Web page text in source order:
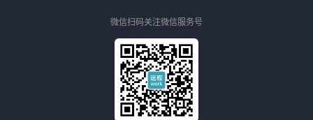
微信扫码关注微信服务号